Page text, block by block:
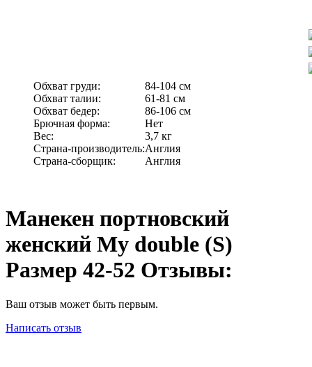
Обхват груди:
84-104 см
Обхват талии:
61-81 см
Обхват бедер:
86-106 см
Брючная форма:
Нет
Вес:
3,7 кг
Страна-производитель:Англия
Страна-сборщик:
Англия
Манекен портновский
женский My double (S)
Размер 42-52 Отзывы:
Ваш отзыв может быть первым.
Написать отзыв